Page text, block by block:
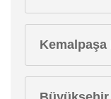
Kemalpaşa